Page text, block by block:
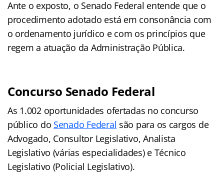
Ante o exposto, o Senado Federal entende que o
procedimento adotado está em consonância com
o ordenamento jurídico e com os princípios que
regem a atuação da Administração Pública.
Concurso Senado Federal
As 1.002 oportunidades ofertadas no concurso
público do Senado Federal são para os cargos de
Advogado, Consultor Legislativo, Analista
Legislativo (várias especialidades) e Técnico
Legislativo (Policial Legislativo).